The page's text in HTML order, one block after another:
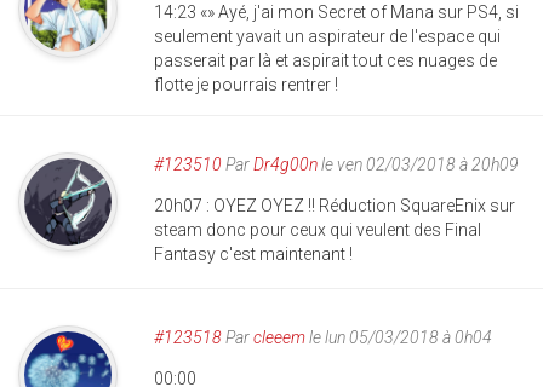
14:23 «» Ayé, j'ai mon Secret of Mana sur PS4, si
seulement yavait un aspirateur de l'espace qui
passerait par là et aspirait tout ces nuages de
flotte je pourrais rentrer !
#123510 ParDr4g00nle ven 02/03/2018 à 20h09
20h07 : OYEZ OYEZ !! Réduction SquareEnix sur
steam donc pour ceux qui veulent des Final
Fantasy c'est maintenant !
#123518Parcleeemle lun 05/03/2018 à 0h04
00:00